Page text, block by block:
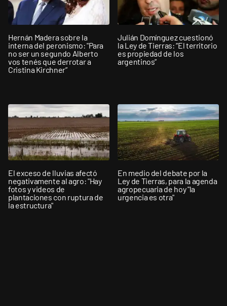
Hernán Madera sobre la
interna del peronismo: "Para
no ser un segundo Alberto
vos tenés que derrotar a
Cristina Kirchner”
Julián Domínguez cuestionó
la Ley de Tierras: “El territorio
es propiedad de los
argentinos”
El exceso de lluvias afectó
negativamente al agro: "Hay
fotos y videos de
plantaciones con ruptura de
la estructura"
En medio del debate por la
Ley de Tierras, para la agenda
agropecuaria de hoy "la
urgencia es otra"